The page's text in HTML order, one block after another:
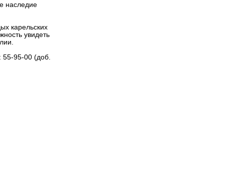
наследие
карельских
увидеть
55-95-00 (доб.